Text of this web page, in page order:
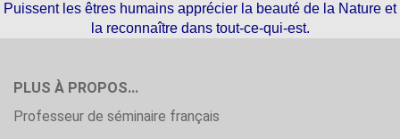
Puissent les êtres humains apprécier la beauté de la Nature et
la reconnaître dans tout-ce-qui-est.
PLUS À PROPOS...
Professeur de séminaire français